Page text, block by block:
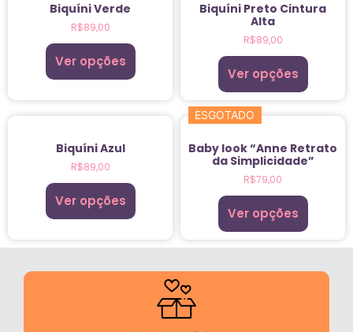
Biquíni Verde
R$89,00
Ver opções
Biquíni Preto Cintura
Alta
R$89,00
Ver opções
Biquíni Azul
R$89,00
Ver opções
ESGOTADO
Baby look “Anne Retrato
da Simplicidade”
R$79,00
Ver opções